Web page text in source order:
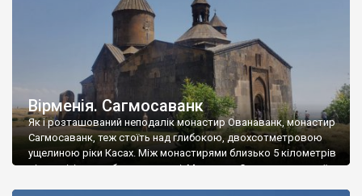
Вірменія. Сагмосаванк
Як і розташований неподалік монастир Ованаванк, монастир
Сагмосаванк, теж стоїть над глибокою, двохсотметровою
ущелиною ріки Касах. Між монастирями близько 5 кілометрів
відстані, і вони обидва казкові. Монастир Сагмосаванк стоїть